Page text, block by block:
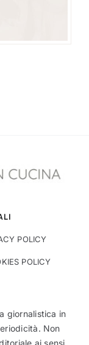
POLICY
POLICY
giornalistica in
Non